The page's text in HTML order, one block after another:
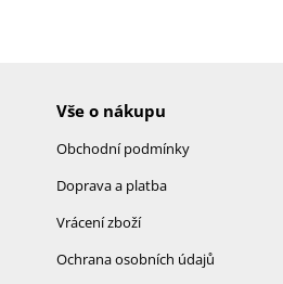
Vše o nákupu
Obchodní podmínky
Doprava a platba
Vrácení zboží
Ochrana osobních údajů